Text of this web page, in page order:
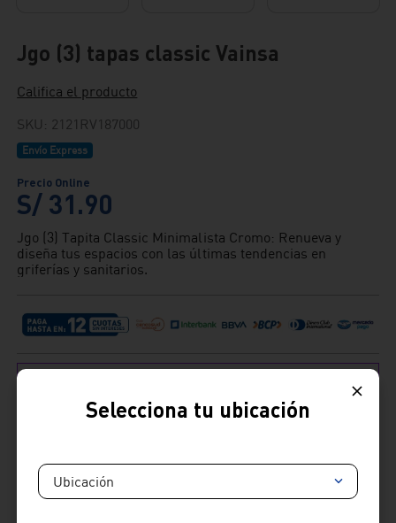
Jgo (3) tapas classic Vainsa
Califica el producto
SKU : 2121RV187000
Envío Express
S/ 31.90
Jgo (3) Tapita Classic Minimalista Cromo: Renueva y
diseña tus espacios con las últimas tendencias en
griferías y sanitarios.
Cambios y devoluciones:
: Tienes hasta 7 días útiles desde la recepción de tu
producto para realizar tus cambios y devoluciones.
Términos y condiciones
Selecciona tu ubicación
Ubicación